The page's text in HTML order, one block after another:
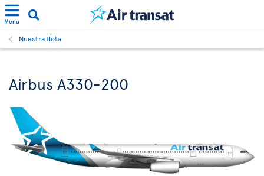
Menu
Nuestra flota
Airbus A330-200